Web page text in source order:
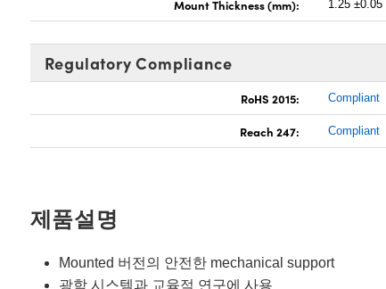
Mount Thickness (mm): 1.25 ±0.05
Regulatory Compliance
RoHS 2015: Compliant
Reach 247: Compliant
제품설명
Mounted 버전의 안전한 mechanical support
광학 시스템과 교육적 연구에 사용